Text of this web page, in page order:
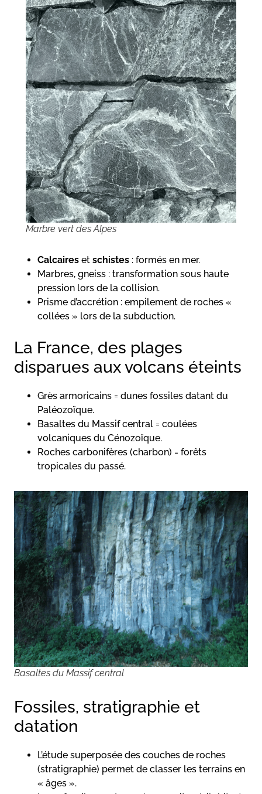
Marbre vert des Alpes
Calcaires et schistes : formés en mer.
Marbres, gneiss : transformation sous haute
pression lors de la collision.
Prisme d’accrétion : empilement de roches «
collées » lors de la subduction.
La France, des plages
disparues aux volcans éteints
Grès armoricains = dunes fossiles datant du
Paléozoïque.
Basaltes du Massif central = coulées
volcaniques du Cénozoïque.
Roches carbonifères (charbon) = forêts
tropicales du passé.
Basaltes du Massif central
Fossiles, stratigraphie et
datation
L’étude superposée des couches de roches
(stratigraphie) permet de classer les terrains en
« âges ».